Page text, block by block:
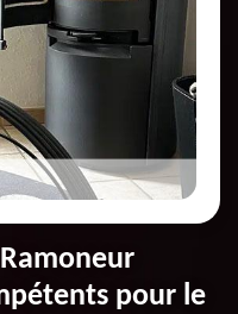
Ramoneur
pour le